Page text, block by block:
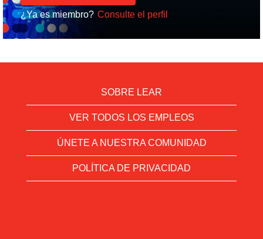
¿Ya es miembro? Consulte el perfil
SOBRE LEAR
VER TODOS LOS EMPLEOS
ÚNETE A NUESTRA COMUNIDAD
POLÍTICA DE PRIVACIDAD